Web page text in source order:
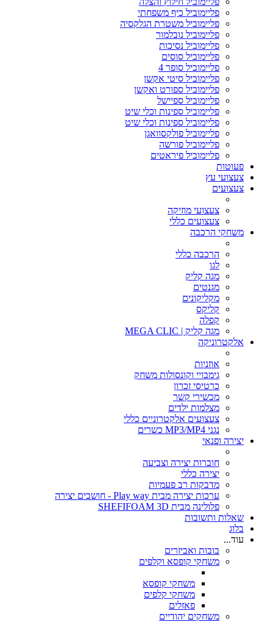
פליימוביל כיף משפחתי
פליימוביל משטרת הגלקסיה
פליימוביל נובלמור
פליימוביל נסיכות
פליימוביל סוסים
פליימוביל סופר 4
פליימוביל סיטי אקשן
פליימוביל ספורט ואקשן
פליימוביל ספיישל
פליימוביל ספינות וכלי שיט
פליימוביל ספינות וכלי שיט
פליימוביל פולקסוואגן
פליימוביל פורשה
פליימוביל פיראטים
פעוטות
צעצועי עץ
צעצועים
צעצועי מוזיקה
צעצועים כללי
משחקי הרכבה
הרכבה כללי
לגו
מגה קליק
מגנטים
מקליקונים
קליקס
קפלה
מגה קליק | MEGA CLIC
אלקטרוניקה
אוזניות
גימבויי וקונסולות משחק
כרטיסי זכרון
מכשירי קשר
מצלמות ילדים
צעצועים אלקטרוניים כללי
נגני MP3/MP4 כשרים
יצירה ופנאי
חוברות יצירה וצביעה
יצירה כללי
מדבקות רב פעמיות
ערכות יצירה מבית Play way - חושבים יצירה
פלולינה מבית SHEFIFOAM 3D
שאלות ותשובות
בלוג
עוד...
בובות ואביזרים
משחקי קופסא וקלפים
משחקי קופסא
משחקי קלפים
פאזלים
משחקים יהודיים